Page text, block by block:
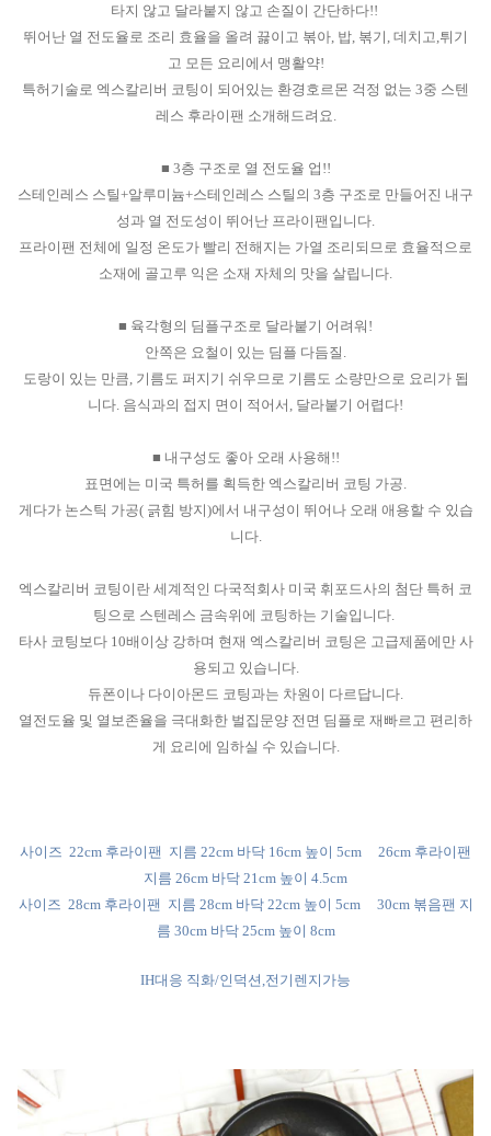
타지 않고 달라붙지 않고 손질이 간단하다!!
뛰어난 열 전도율로 조리 효율을 올려 끓이고 볶아, 밥, 볶기, 데치고,튀기
고 모든 요리에서 맹활약!
특허기술로 엑스칼리버 코팅이 되어있는 환경호르몬 걱정 없는 3중 스텐
레스 후라이팬 소개해드려요.
■ 3층 구조로 열 전도율 업!!
스테인레스 스틸+알루미늄+스테인레스 스틸의 3층 구조로 만들어진 내구
성과 열 전도성이 뛰어난 프라이팬입니다.
프라이팬 전체에 일정 온도가 빨리 전해지는 가열 조리되므로 효율적으로
소재에 골고루 익은 소재 자체의 맛을 살립니다.
■ 육각형의 딤플구조로 달라붙기 어려워!
안쪽은 요철이 있는 딤플 다듬질.
도랑이 있는 만큼, 기름도 퍼지기 쉬우므로 기름도 소량만으로 요리가 됩
니다. 음식과의 접지 면이 적어서, 달라붙기 어렵다!
■ 내구성도 좋아 오래 사용해!!
표면에는 미국 특허를 획득한 엑스칼리버 코팅 가공.
게다가 논스틱 가공( 긁힘 방지)에서 내구성이 뛰어나 오래 애용할 수 있습
니다.
엑스칼리버 코팅이란 세계적인 다국적회사 미국 휘포드사의 첨단 특허 코
팅으로 스텐레스 금속위에 코팅하는 기술입니다.
타사 코팅보다 10배이상 강하며 현재 엑스칼리버 코팅은 고급제품에만 사
용되고 있습니다.
듀폰이나 다이아몬드 코팅과는 차원이 다르답니다.
열전도율 및 열보존율을 극대화한 벌집문양 전면 딤플로 재빠르고 편리하
게 요리에 임하실 수 있습니다.
사이즈 22cm 후라이팬 지름 22cm 바닥 16cm 높이 5cm 26cm 후라이팬
지름 26cm 바닥 21cm 높이 4.5cm
사이즈 28cm 후라이팬 지름 28cm 바닥 22cm 높이 5cm 30cm 볶음팬 지
름 30cm 바닥 25cm 높이 8cm
IH대응 직화/인덕션,전기렌지가능